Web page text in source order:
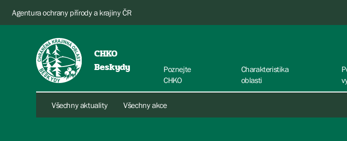
Agentura ochrany přírody a krajiny ČR
CHKO
Beskydy
Poznejte
CHKO
Charakteristika
oblasti
Všechny aktuality Všechny akce